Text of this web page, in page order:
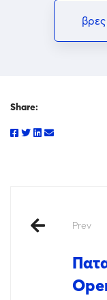
Share:
Prev